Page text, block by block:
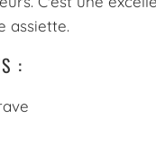
assiette.
: